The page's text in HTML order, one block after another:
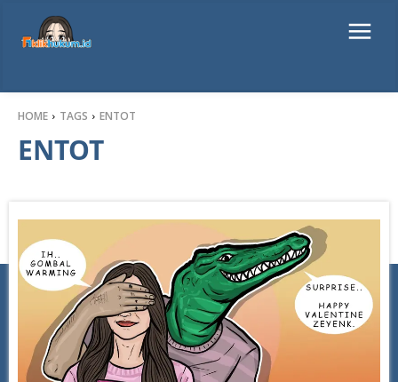
HOME TAGS ENTOT
ENTOT